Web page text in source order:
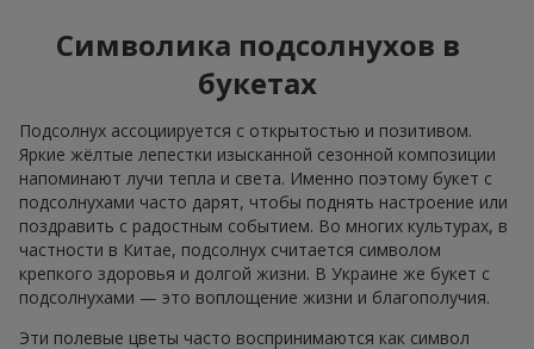
Символика подсолнухов в
букетах
Подсолнух ассоциируется с открытостью и позитивом.
Яркие жёлтые лепестки изысканной сезонной композиции
напоминают лучи тепла и света. Именно поэтому букет с
подсолнухами часто дарят, чтобы поднять настроение или
поздравить с радостным событием. Во многих культурах, в
частности в Китае, подсолнух считается символом
крепкого здоровья и долгой жизни. В Украине же букет с
подсолнухами — это воплощение жизни и благополучия.
Эти полевые цветы часто воспринимаются как символ